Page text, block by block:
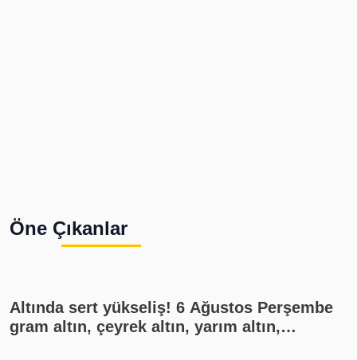
Öne Çıkanlar
Altında sert yükseliş! 6 Ağustos Perşembe
gram altın, çeyrek altın, yarım altın,